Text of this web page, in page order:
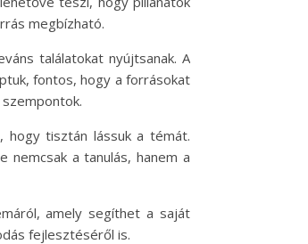
megbízható.
találatokat nyújtsanak. A
fontos, hogy a forrásokat
hogy tisztán lássuk a témát.
nemcsak a tanulás, hanem a
amely segíthet a saját
fejlesztéséről is.